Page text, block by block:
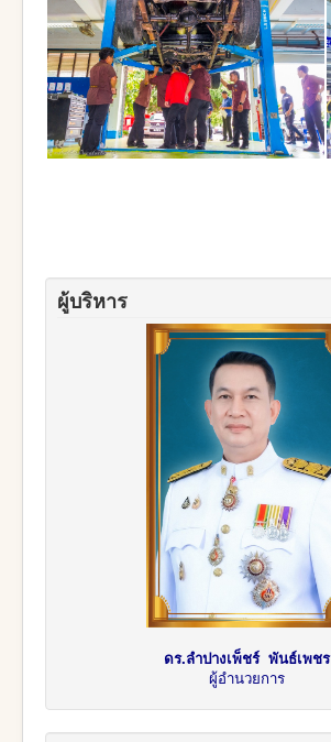
ผู้บริหาร
ดร.ลำปางเพ็ชร์ พันธ์เพชร
ผู้อำนวยการ